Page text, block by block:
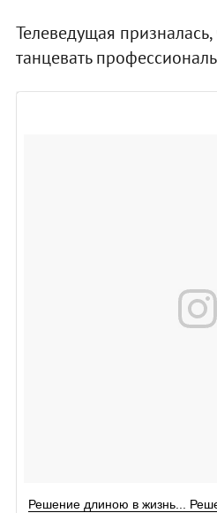
Телеведущая призналась,
танцевать
Решение длиною в жизнь...